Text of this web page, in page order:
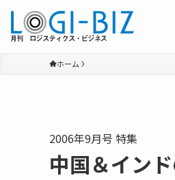
ホーム
2006年9月号 特集
中国＆イン